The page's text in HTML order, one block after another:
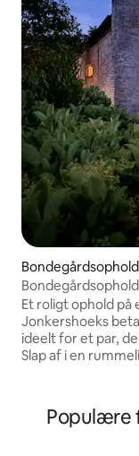
bosch
Jonkershoek
Et roligt ophold på
Jonkershoeks
ideelt for et par,
Slap af i en
Udforsk stier,
af med vin på
minutters kørsel
Populære